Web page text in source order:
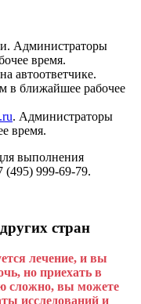
Администраторы
время.
автоответчике.
в ближайшее рабочее
. Администраторы
время.
выполнения
(495) 999-69-79.
стран
лечение, и вы
но приехать в
сложно, вы можете
исследований и